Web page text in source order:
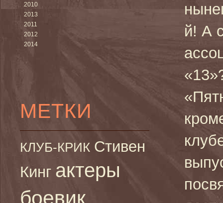
2010
2013
2011
2012
2014
МЕТКИ
КЛУБ-КРИК Стивен
Кинг актеры
боевик
й! А